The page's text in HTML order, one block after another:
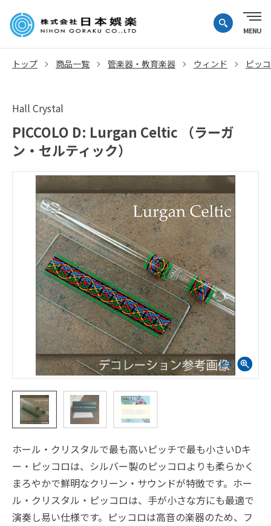
トップ 商品一覧 管楽器・教育楽器 ウィンド ピッ
Hall Crystal
PICCOLO D: Lurgan Celtic （ラーガ
ン・セルティック）
ホール・クリスタルで最も高いピッチで最も小さいDキ
ー・ピッコロは、シルバー製のピッコロよりも柔らかく
まろやかで鮮明なクリーン・サウンドが特徴です。ホー
ル・クリスタル・ピッコロは、手が小さな方にも最適で
演奏し易い仕様です。ピッコロは高音の楽器のため、フ